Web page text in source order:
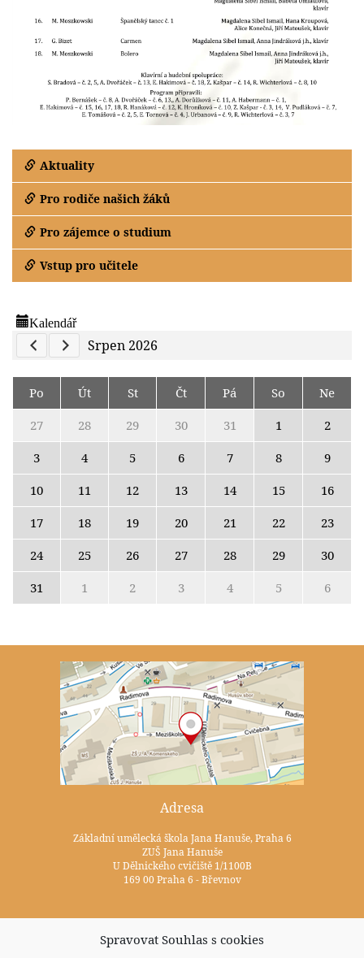
Spravovat Souhlas s cookies
Aktuality
Pro rodiče našich žáků
Pro zájemce o studium
Vstup pro učitele
Kalendář
Previous Calendar
Next Calendar
Srpen 2026
Po Út St Čt Pá So
Ne
27
28 29 30 31 1
2
3
4 5 6 7 8
9
10
11 12 13 14 15
16
17
18 19 20 21 22
23
24
25 26 27 28 29
30
31
1 2 3 4 5 6
Adresa
Základní umělecká škola Jana Hanuše, Praha 6
ZUŠ Jana Hanuše
U Dělnického cvičiště 1/1100B
169 00 Praha 6 - Břevnov